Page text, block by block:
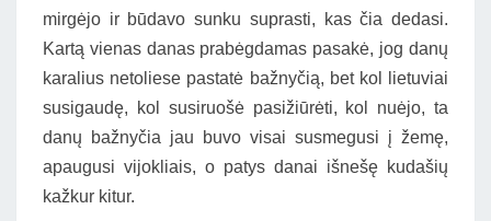
mirgėjo ir būdavo sunku suprasti, kas čia dedasi.
Kartą vienas danas prabėgdamas pasakė, jog danų
karalius netoliese pastatė bažnyčią, bet kol lietuviai
susigaudę, kol susiruošė pasižiūrėti, kol nuėjo, ta
danų bažnyčia jau buvo visai susmegusi į žemę,
apaugusi vijokliais, o patys danai išnešę kudašių
kažkur kitur.